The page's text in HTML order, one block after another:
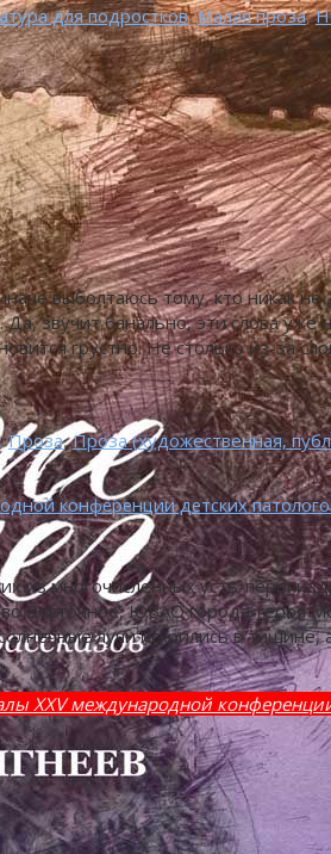
для подростков,Малая проза,
выболтаюсь тому, кто никак не
звучит банально, эти слова уже
грустно. Не столько из-за
Проза,Проза (художественная,
конференции детских
из многочисленных усть-
Восточное, ЮВАО города-героя
лучи искрились в тишине,
XXV международной